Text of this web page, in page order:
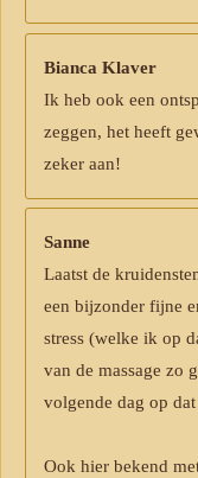
Bianca Klaver
Ik heb ook een
zeggen, het heeft
zeker aan!
Sanne
Laatst de
een bijzonder fijne
stress (welke ik op
van de massage zo
volgende dag op
Ook hier bekend